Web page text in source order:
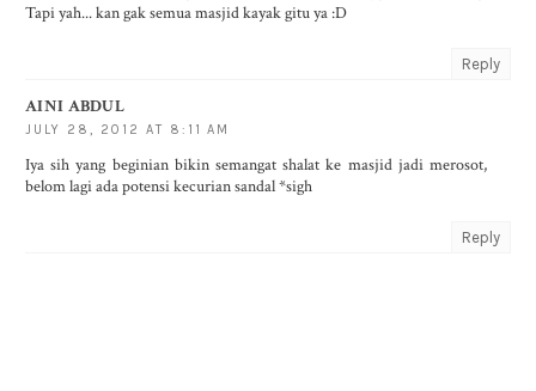
Tapi yah... kan gak semua masjid kayak gitu ya :D
Reply
AINI ABDUL
JULY 28, 2012 AT 8:11 AM
Iya sih yang beginian bikin semangat shalat ke masjid jadi merosot,
belom lagi ada potensi kecurian sandal *sigh
Reply